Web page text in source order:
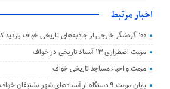
اخبار مرتبط
۱۰۰ گردشگر خارجی از جاذبه‌های تاریخی خواف بازدید کردند
مرمت اضطراری ۱۳ آسباد تاریخی در خواف
مرمت و احیاء مساجد تاریخی خواف
پایان مرمت ۹ دستگاه از آسباد‌های شهر نشتیفان خواف